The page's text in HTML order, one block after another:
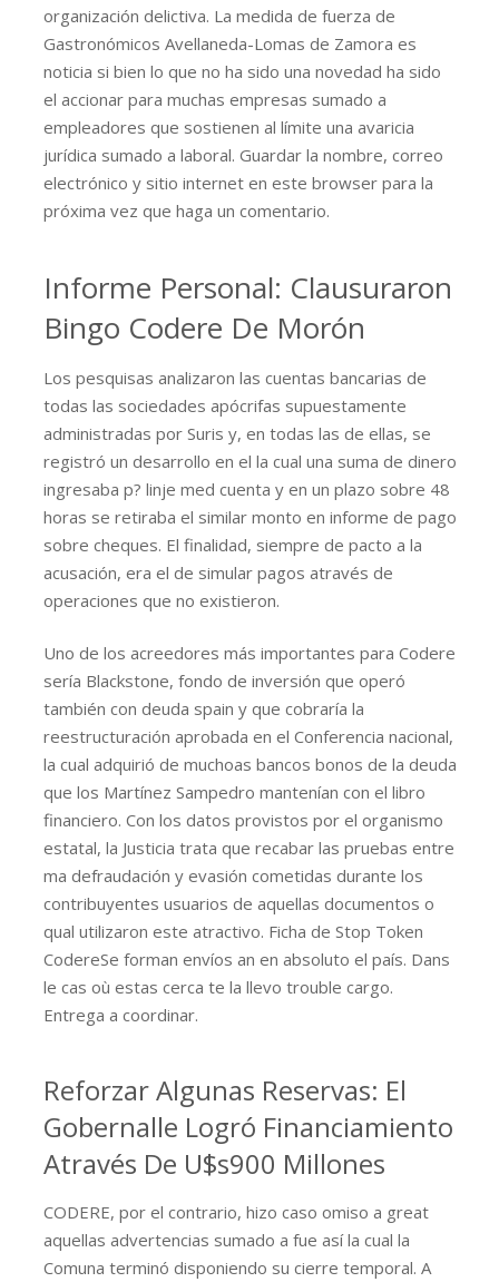
organización delictiva. La medida de fuerza de
Gastronómicos Avellaneda-Lomas de Zamora es
noticia si bien lo que no ha sido una novedad ha sido
el accionar para muchas empresas sumado a
empleadores que sostienen al límite una avaricia
jurídica sumado a laboral. Guardar la nombre, correo
electrónico y sitio internet en este browser para la
próxima vez que haga un comentario.
Informe Personal: Clausuraron
Bingo Codere De Morón
Los pesquisas analizaron las cuentas bancarias de
todas las sociedades apócrifas supuestamente
administradas por Suris y, en todas las de ellas, se
registró un desarrollo en el la cual una suma de dinero
ingresaba p? linje med cuenta y en un plazo sobre 48
horas se retiraba el similar monto en informe de pago
sobre cheques. El finalidad, siempre de pacto a la
acusación, era el de simular pagos através de
operaciones que no existieron.
Uno de los acreedores más importantes para Codere
sería Blackstone, fondo de inversión que operó
también con deuda spain y que cobraría la
reestructuración aprobada en el Conferencia nacional,
la cual adquirió de muchoas bancos bonos de la deuda
que los Martínez Sampedro mantenían con el libro
financiero. Con los datos provistos por el organismo
estatal, la Justicia trata que recabar las pruebas entre
ma defraudación y evasión cometidas durante los
contribuyentes usuarios de aquellas documentos o
qual utilizaron este atractivo. Ficha de Stop Token
CodereSe forman envíos an en absoluto el país. Dans
le cas où estas cerca te la llevo trouble cargo.
Entrega a coordinar.
Reforzar Algunas Reservas: El
Gobernalle Logró Financiamiento
Através De U$s900 Millones
CODERE, por el contrario, hizo caso omiso a great
aquellas advertencias sumado a fue así la cual la
Comuna terminó disponiendo su cierre temporal. A